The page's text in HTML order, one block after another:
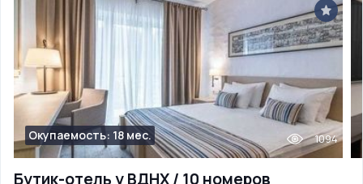
Бутик-отель у ВДНХ / 10 номеров
Окупаемость: 18 мес. 1094